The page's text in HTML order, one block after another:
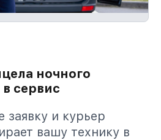
ночного
сервис
заявку и курьер
вашу технику в